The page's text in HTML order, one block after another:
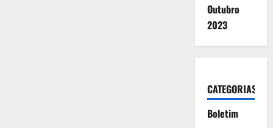
Outubro
2023
CATEGORIAS
Boletim